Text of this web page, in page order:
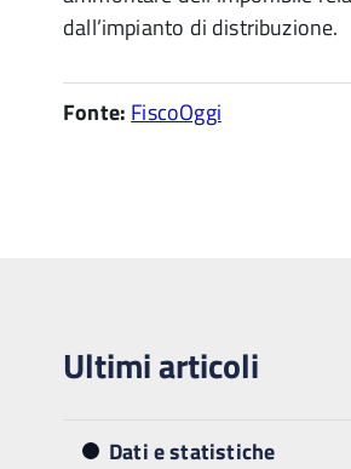
dall’impianto di distribuzione.
Fonte: FiscoOggi
Ultimi articoli
Dati e statistiche